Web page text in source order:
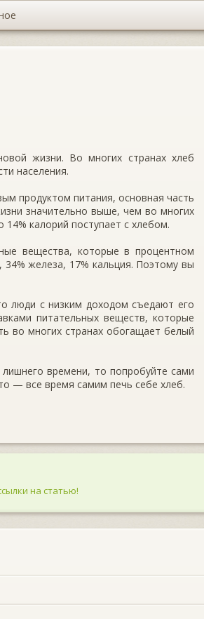
жизни. Во многих странах хлеб
населения.
продуктом питания, ос­новная часть
значитель­но выше, чем во многих
калорий поступает с хлебом.
вещества, которые в про­центном
железа, 17% кальция. Поэтому вы
люди с низким дохо­дом съедают его
питатель­ных веществ, которые
во мно­гих странах обогащает белый
времени, то попро­буйте сами
— все время са­мим печь себе хлеб.
на статью!